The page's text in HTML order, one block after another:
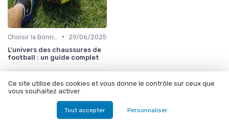
•
29/06/2025
L'univers des chaussures de
football : un guide complet
À lire aussi
Ce site utilise des cookies et vous donne le contrôle sur ceux que
vous souhaitez activer
Tout accepter Personnaliser